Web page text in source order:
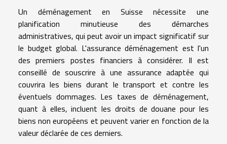
Un déménagement en Suisse nécessite une
planification minutieuse des démarches
administratives, qui peut avoir un impact significatif sur
le budget global. L'assurance déménagement est l'un
des premiers postes financiers à considérer. Il est
conseillé de souscrire à une assurance adaptée qui
couvrira les biens durant le transport et contre les
éventuels dommages. Les taxes de déménagement,
quant à elles, incluent les droits de douane pour les
biens non européens et peuvent varier en fonction de la
valeur déclarée de ces derniers.